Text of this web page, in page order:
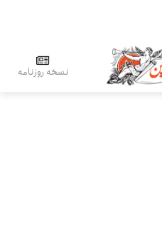
نسخه روزنامه